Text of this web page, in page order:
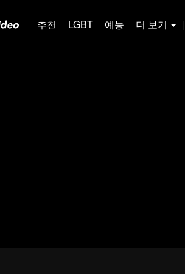
추천 LGBT 예능 더 보기 |